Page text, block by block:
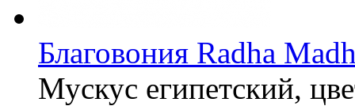
Благовония Radha
Мускус египетский,